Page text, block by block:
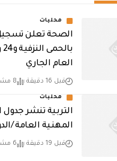
محليات
العام الجاري
قبل 16 دقيقة 8 مشاهدات
محليات
التربية تنشر جدول
المهنية العامة /
قبل 19 دقيقة 6 مشاهدات